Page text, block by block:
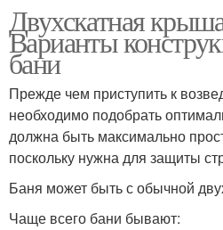
Двухскатная
Варианты
бани
Прежде чем приступить к
необходимо подобрать
должна быть максимально
поскольку нужна для защиты
Баня может быть с обычной
Чаще всего бани бывают: